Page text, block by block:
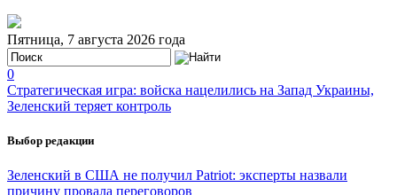
Пятница, 7 августа 2026 года
0
Стратегическая игра: войска нацелились на Запад Украины,
Зеленский теряет контроль
Выбор редакции
Зеленский в США не получил Patriot: эксперты назвали
причину провала переговоров